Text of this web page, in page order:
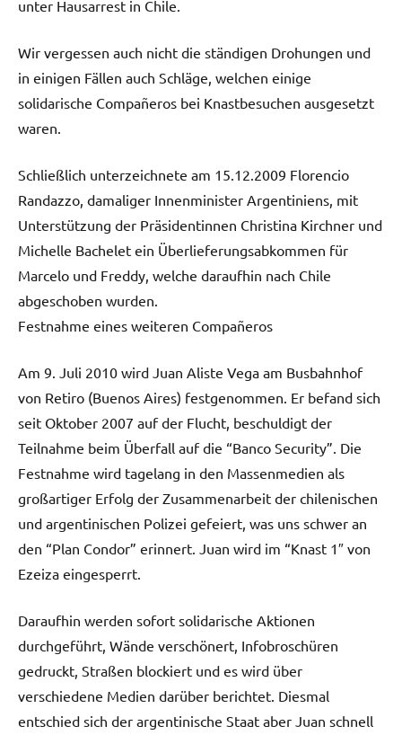
unter Hausarrest in Chile.
Wir vergessen auch nicht die ständigen Drohungen und
in einigen Fällen auch Schläge, welchen einige
solidarische Compañeros bei Knastbesuchen ausgesetzt
waren.
Schließlich unterzeichnete am 15.12.2009 Florencio
Randazzo, damaliger Innenminister Argentiniens, mit
Unterstützung der Präsidentinnen Christina Kirchner und
Michelle Bachelet ein Überlieferungsabkommen für
Marcelo und Freddy, welche daraufhin nach Chile
abgeschoben wurden.
Festnahme eines weiteren Compañeros
Am 9. Juli 2010 wird Juan Aliste Vega am Busbahnhof
von Retiro (Buenos Aires) festgenommen. Er befand sich
seit Oktober 2007 auf der Flucht, beschuldigt der
Teilnahme beim Überfall auf die “Banco Security”. Die
Festnahme wird tagelang in den Massenmedien als
großartiger Erfolg der Zusammenarbeit der chilenischen
und argentinischen Polizei gefeiert, was uns schwer an
den “Plan Condor” erinnert. Juan wird im “Knast 1″ von
Ezeiza eingesperrt.
Daraufhin werden sofort solidarische Aktionen
durchgeführt, Wände verschönert, Infobroschüren
gedruckt, Straßen blockiert und es wird über
verschiedene Medien darüber berichtet. Diesmal
entschied sich der argentinische Staat aber Juan schnell